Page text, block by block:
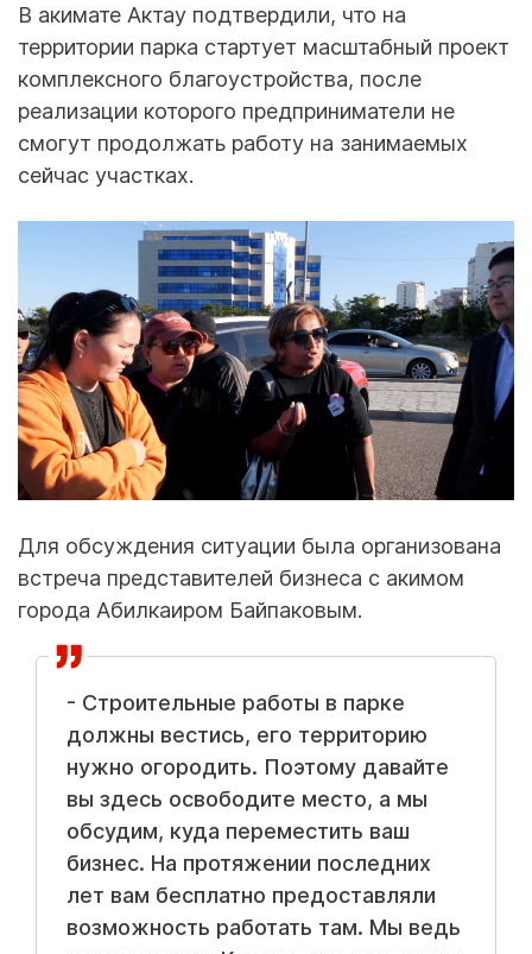
В акимате Актау подтвердили, что на
территории парка стартует масштабный проект
комплексного благоустройства, после
реализации которого предприниматели не
смогут продолжать работу на занимаемых
сейчас участках.
Для обсуждения ситуации была организована
встреча представителей бизнеса с акимом
города Абилкаиром Байпаковым.
- Строительные работы в парке
должны вестись, его территорию
нужно огородить. Поэтому давайте
вы здесь освободите место, а мы
обсудим, куда переместить ваш
бизнес. На протяжении последних
лет вам бесплатно предоставляли
возможность работать там. Мы ведь